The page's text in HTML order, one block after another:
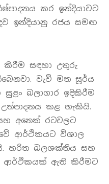
කර ඉන්දියාවට
ඉන්දියානු රජය සමඟ
කිරීම සඳහා උතුරු
වැව් මත සූර්ය
බලාගාර ඉදිකිරීම
කළ හැකියි.
අනෙක් රටවලට
ආර්ථිකයට විශාල
හරිත බලශක්තිය සහ
ආර්ථිකයක් ඇති කිරීමට